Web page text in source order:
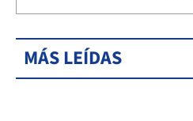
MÁS LEÍDAS